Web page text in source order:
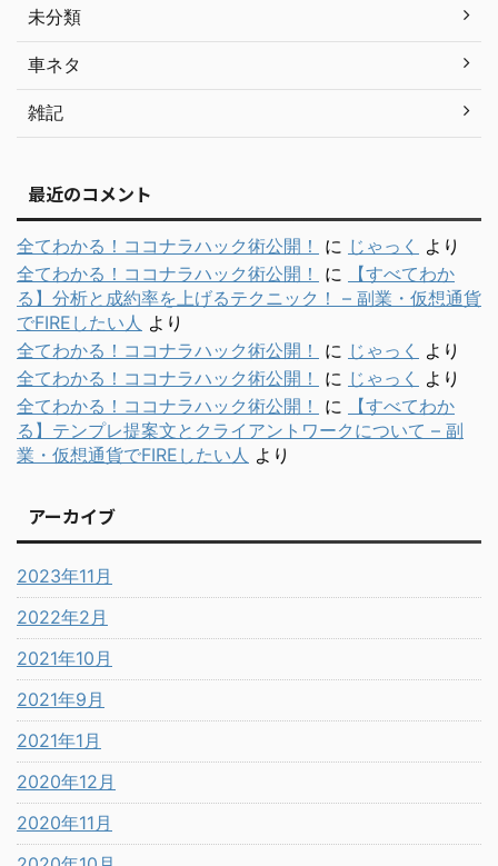
未分類
車ネタ
雑記
最近のコメント
全てわかる！ココナラハック術公開！ に じゃっく
より
全てわかる！ココナラハック術公開！
に
【すべてわか
る】分析と成約率を上げるテクニック！ – 副業・仮想通貨
でFIREしたい人 より
全てわかる！ココナラハック術公開！
に じゃっく
より
全てわかる！ココナラハック術公開！
に じゃっく
より
全てわかる！ココナラハック術公開！
に
【すべてわか
る】テンプレ提案文とクライアントワークについて – 副
業・仮想通貨でFIREしたい人 より
アーカイブ
2023年11月
2022年2月
2021年10月
2021年9月
2021年1月
2020年12月
2020年11月